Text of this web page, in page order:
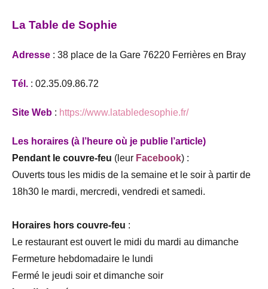
La Table de Sophie
Adresse : 38 place de la Gare 76220 Ferrières en Bray
Tél. : 02.35.09.86.72
Site Web : https://www.latabledesophie.fr/
Les horaires (à l’heure où je publie l’article)
Pendant le couvre-feu (leur Facebook) :
Ouverts tous les midis de la semaine et le soir à partir de
18h30 le mardi, mercredi, vendredi et samedi.
Horaires hors couvre-feu :
Le restaurant est ouvert le midi du mardi au dimanche
Fermeture hebdomadaire le lundi
Fermé le jeudi soir et dimanche soir